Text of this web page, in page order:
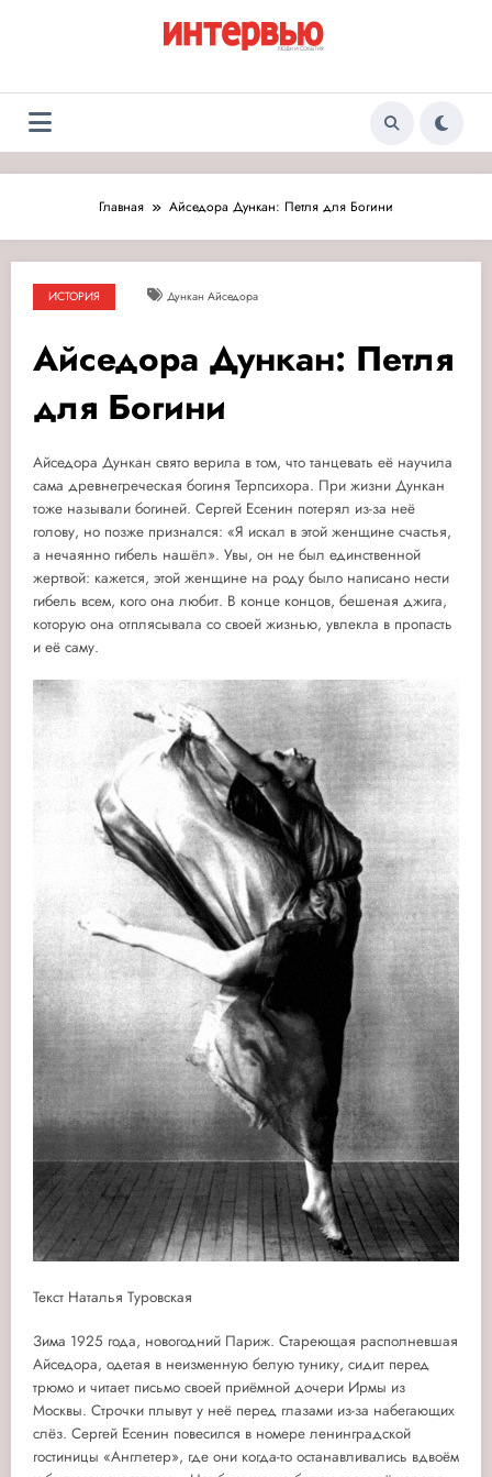
Журнал «Интервью:
Люди и события»
Люди и события
Главная Айседора Дункан: Петля для Богини
ИСТОРИЯ Дункан Айседора
Айседора Дункан: Петля
для Богини
Айседора Дункан свято верила в том, что танцевать её научила
сама древнегреческая богиня Терпсихора. При жизни Дункан
тоже называли богиней. Сергей Есенин потерял из-за неё
голову, но позже признался: «Я искал в этой женщине счастья,
а нечаянно гибель нашёл». Увы, он не был единственной
жертвой: кажется, этой женщине на роду было написано нести
гибель всем, кого она любит. В конце концов, бешеная джига,
которую она отплясывала со своей жизнью, увлекла в пропасть
и её саму.
Текст Наталья Туровская
Зима 1925 года, новогодний Париж. Стареющая располневшая
Айседора, одетая в неизменную белую тунику, сидит перед
трюмо и читает письмо своей приёмной дочери Ирмы из
Москвы. Строчки плывут у неё перед глазами из-за набегающих
слёз. Сергей Есенин повесился в номере ленинградской
гостиницы «Англетер», где они когда-то останавливались вдвоём